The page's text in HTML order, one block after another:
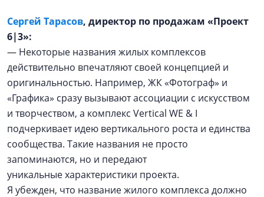
Сергей Тарасов, директор по продажам «Проект
6|3»:
— Некоторые названия жилых комплексов
действительно впечатляют своей концепцией и
оригинальностью. Например, ЖК «Фотограф» и
«Графика» сразу вызывают ассоциации с искусством
и творчеством, а комплекс Vertical WE & I
подчеркивает идею вертикального роста и единства
сообщества. Такие названия не просто
запоминаются, но и передают
уникальные характеристики проекта.
Я убежден, что название жилого комплекса должно